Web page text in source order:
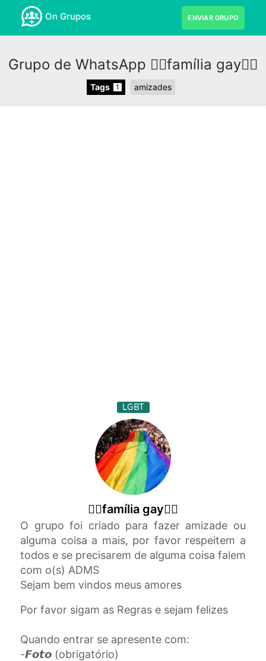
On Grupos ENVIAR GRUPO
Grupo de WhatsApp 🏳‍🌈família gay🏳‍🌈
Tags 1 amizades
LGBT
🏳‍🌈família gay🏳‍🌈
O grupo foi criado para fazer amizade ou
alguma coisa a mais, por favor respeitem a
todos e se precisarem de alguma coisa falem
com o(s) ADMS
Sejam bem vindos meus amores
Por favor sigam as Regras e sejam felizes
Quando entrar se apresente com:
-𝙁𝙤𝙩𝙤 (obrigatório)